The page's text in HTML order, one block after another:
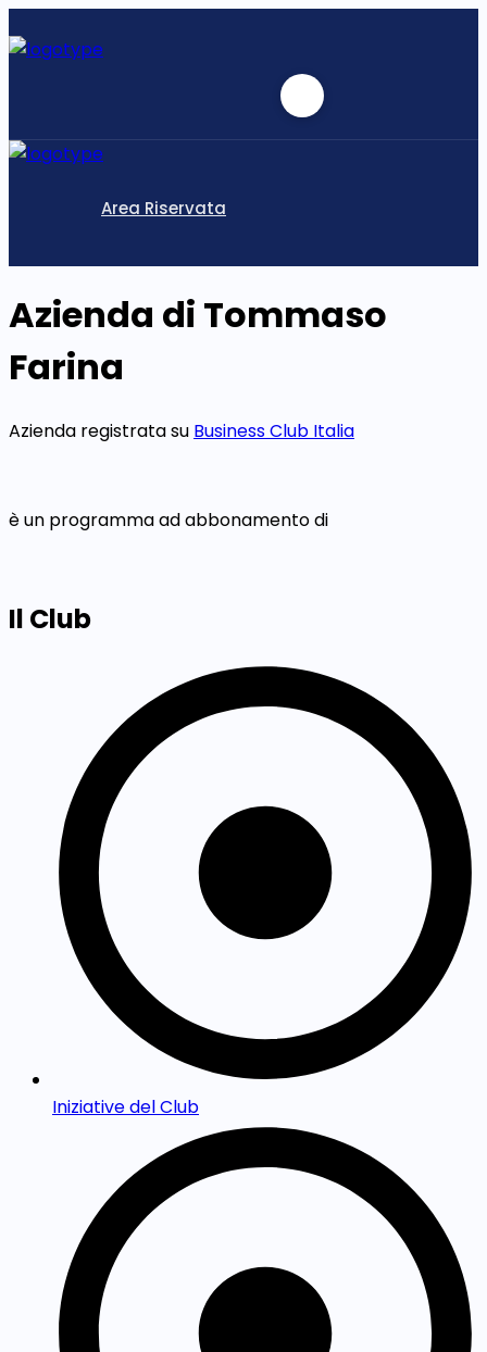
Area Riservata
Azienda di Tommaso
Farina
Azienda registrata su Business Club Italia
è un programma ad abbonamento di
Il Club
Iniziative del Club